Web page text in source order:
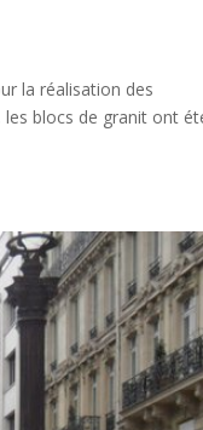
la réalisation des
blocs de granit ont